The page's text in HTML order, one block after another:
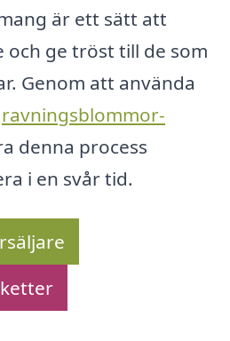
är ett sätt att
och ge tröst till de som
Genom att använda
denna process
i en svår tid.